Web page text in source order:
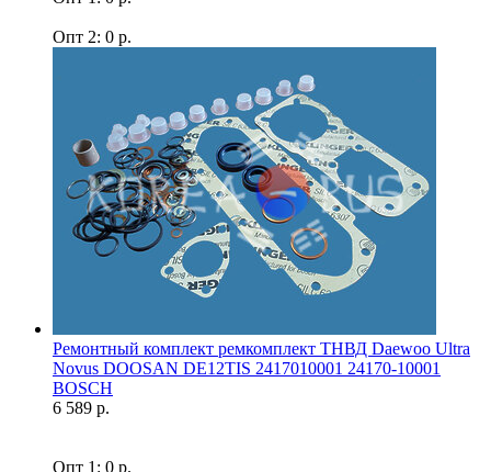
Опт 2: 0 р.
Ремонтный комплект ремкомплект ТНВД Daewoo Ultra
Novus DOOSAN DE12TIS 2417010001 24170-10001
BOSCH
6 589 р.
Опт 1: 0 р.